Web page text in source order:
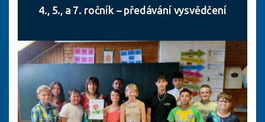
4., 5., a 7. ročník – předávání vysvědčení